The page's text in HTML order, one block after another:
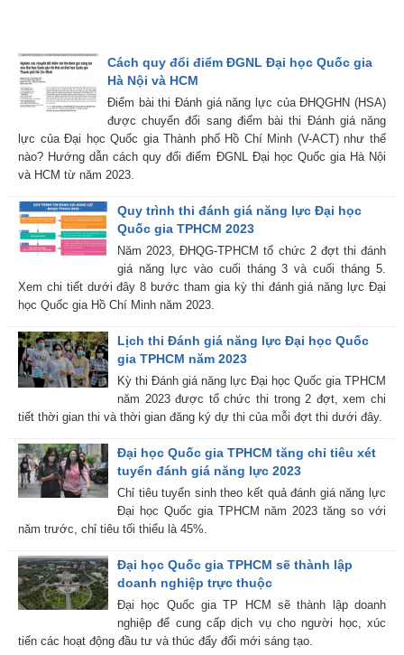
Cách quy đổi điểm ĐGNL Đại học Quốc gia
Hà Nội và HCM
Điểm bài thi Đánh giá năng lực của ĐHQGHN (HSA)
được chuyển đổi sang điểm bài thi Đánh giá năng
lực của Đại học Quốc gia Thành phố Hồ Chí Minh (V-ACT) như thế
nào? Hướng dẫn cách quy đổi điểm ĐGNL Đại học Quốc gia Hà Nội
và HCM từ năm 2023.
Quy trình thi đánh giá năng lực Đại học
Quốc gia TPHCM 2023
Năm 2023, ĐHQG-TPHCM tổ chức 2 đợt thi đánh
giá năng lực vào cuối tháng 3 và cuối tháng 5.
Xem chi tiết dưới đây 8 bước tham gia kỳ thi đánh giá năng lực Đại
học Quốc gia Hồ Chí Minh năm 2023.
Lịch thi Đánh giá năng lực Đại học Quốc
gia TPHCM năm 2023
Kỳ thi Đánh giá năng lực Đại học Quốc gia TPHCM
năm 2023 được tổ chức thi trong 2 đợt, xem chi
tiết thời gian thi và thời gian đăng ký dự thi của mỗi đợt thi dưới đây.
Đại học Quốc gia TPHCM tăng chỉ tiêu xét
tuyển đánh giá năng lực 2023
Chỉ tiêu tuyển sinh theo kết quả đánh giá năng lực
Đại học Quốc gia TPHCM năm 2023 tăng so với
năm trước, chỉ tiêu tối thiểu là 45%.
Đại học Quốc gia TPHCM sẽ thành lập
doanh nghiệp trực thuộc
Đại học Quốc gia TP HCM sẽ thành lập doanh
nghiệp để cung cấp dịch vụ cho người học, xúc
tiến các hoạt động đầu tư và thúc đẩy đổi mới sáng tạo.